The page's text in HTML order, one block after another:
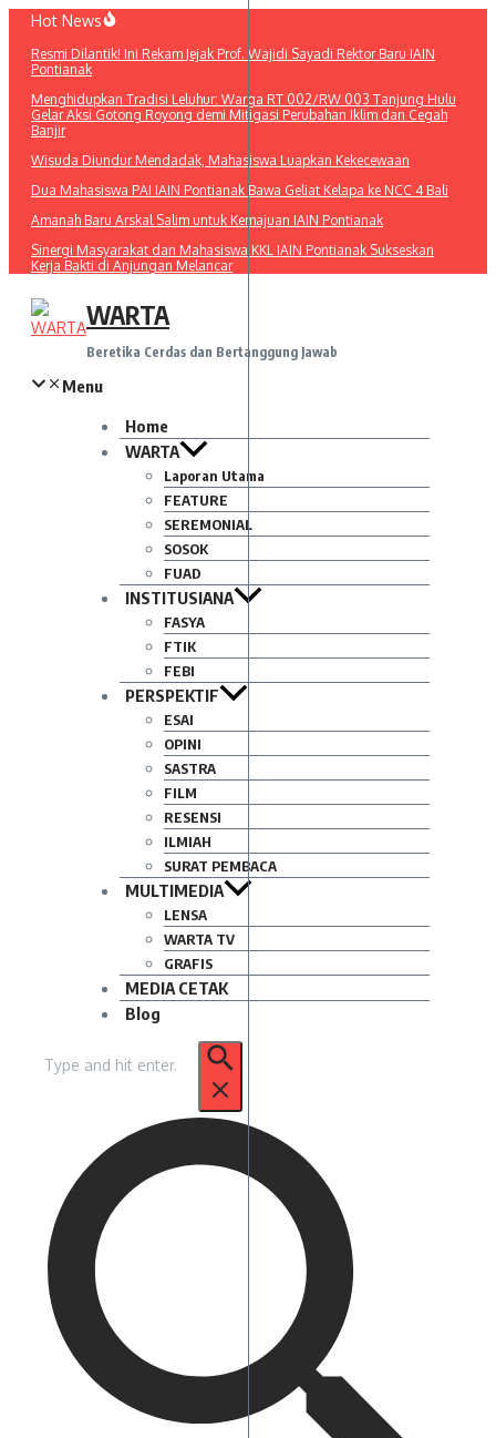
Lewati
konten
Hot News
Resmi Dilantik! Ini Rekam Jejak Prof. Wajidi Sayadi Rektor Baru IAIN
Pontianak
Menghidupkan Tradisi Leluhur: Warga RT 002/RW 003 Tanjung Hulu
Gelar Aksi Gotong Royong demi Mitigasi Perubahan Iklim dan Cegah
Banjir
Wisuda Diundur Mendadak, Mahasiswa Luapkan Kekecewaan
Dua Mahasiswa PAI IAIN Pontianak Bawa Geliat Kelapa ke NCC 4 Bali
Amanah Baru Arskal Salim untuk Kemajuan IAIN Pontianak
Sinergi Masyarakat dan Mahasiswa KKL IAIN Pontianak Sukseskan
Kerja Bakti di Anjungan Melancar
WARTA
Beretika Cerdas dan Bertanggung Jawab
Menu
Home
WARTA
Laporan Utama
FEATURE
SEREMONIAL
SOSOK
FUAD
INSTITUSIANA
FASYA
FTIK
FEBI
PERSPEKTIF
ESAI
OPINI
SASTRA
FILM
RESENSI
ILMIAH
SURAT PEMBACA
MULTIMEDIA
LENSA
WARTA TV
GRAFIS
MEDIA CETAK
Blog
untuk: